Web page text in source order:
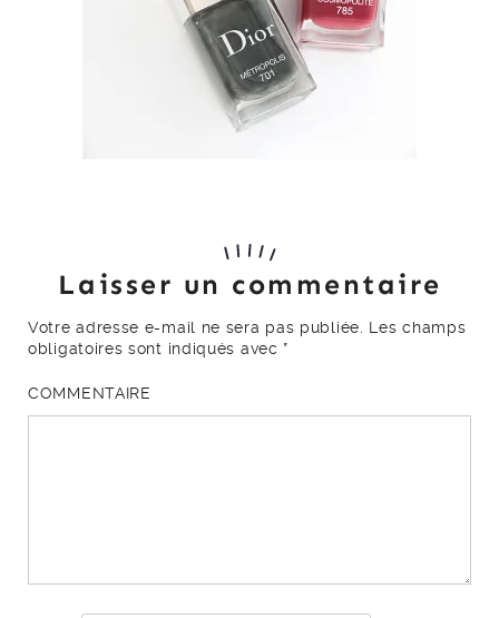
Laisser un commentaire
Votre adresse e-mail ne sera pas publiée.
Les champs
obligatoires sont indiqués avec *
COMMENTAIRE